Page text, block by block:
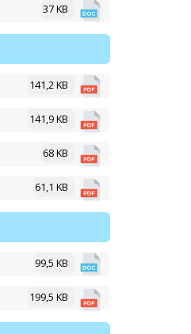
37 KB
141,2 KB
141,9 KB
68 KB
61,1 KB
99,5 KB
199,5 KB